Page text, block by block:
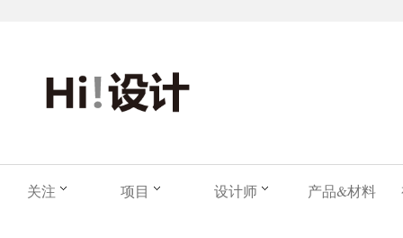
关注 项目 设计师 产品&材料